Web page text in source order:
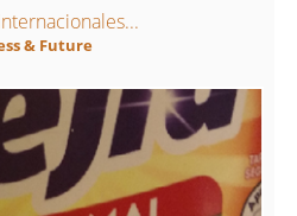
& Future